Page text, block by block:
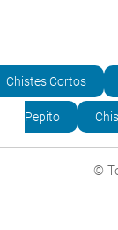
Chistes Cortos
Pepito
©